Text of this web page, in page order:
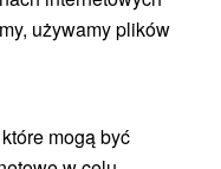
(3)
używamy plików
mogą być